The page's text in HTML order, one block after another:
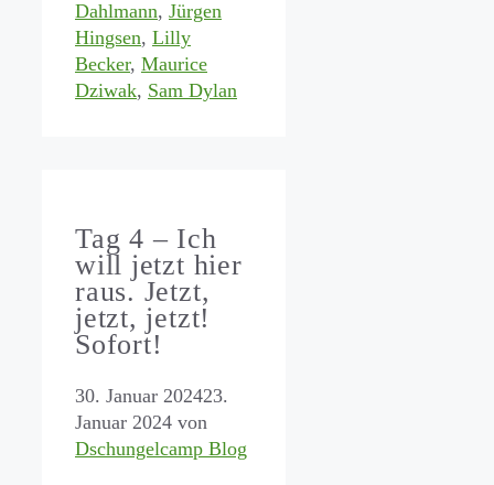
Dahlmann, Jürgen
Hingsen, Lilly
Becker, Maurice
Dziwak, Sam Dylan
Tag 4 – Ich
will jetzt hier
raus. Jetzt,
jetzt, jetzt!
Sofort!
30. Januar 202423.
Januar 2024 von
Dschungelcamp Blog